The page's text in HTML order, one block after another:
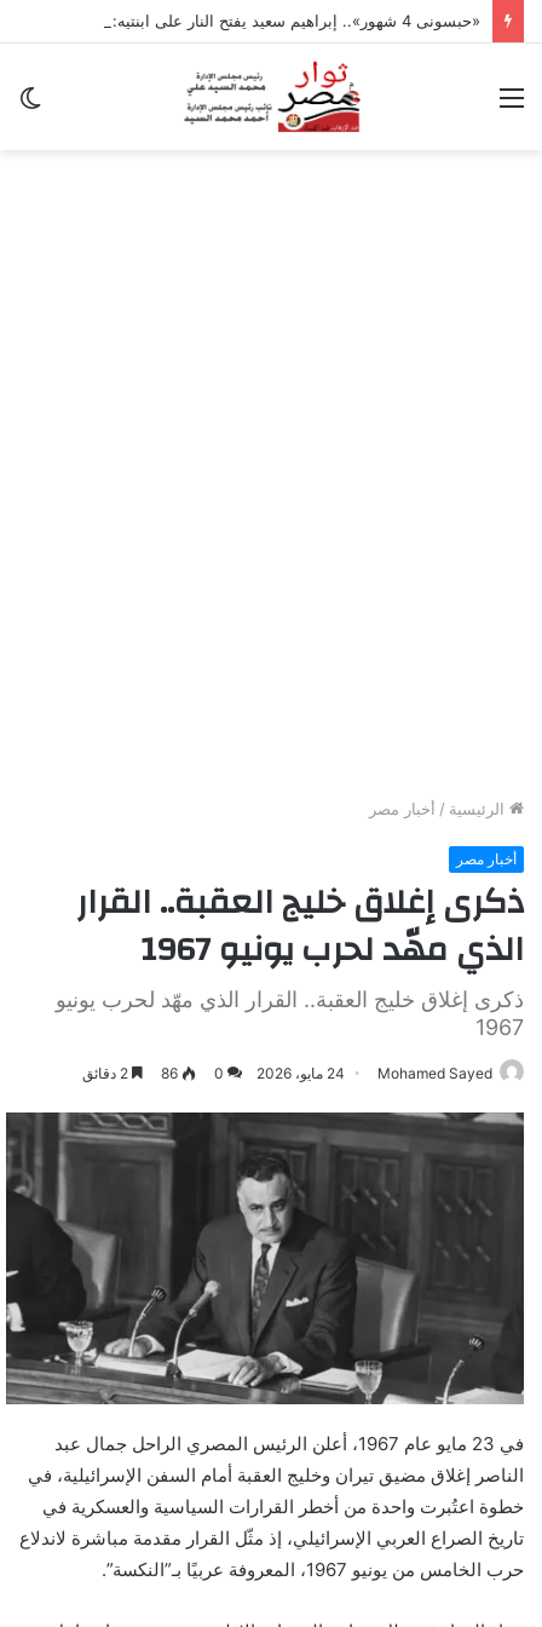
القائمة
الرئيسية / أخبار مصر
أخبار مصر
ذكرى إغلاق خليج العقبة.. القرار
الذي مهّد لحرب يونيو 1967
ذكرى إغلاق خليج العقبة.. القرار الذي مهّد لحرب يونيو
1967
Mohamed Sayed 24 مايو، 2026 0
86
في 23 مايو عام 1967، أعلن الرئيس المصري الراحل جمال عبد
الناصر إغلاق مضيق تيران وخليج العقبة أمام السفن الإسرائيلية، في
خطوة اعتُبرت واحدة من أخطر القرارات السياسية والعسكرية في
تاريخ الصراع العربي الإسرائيلي، إذ مثّل القرار مقدمة مباشرة لاندلاع
حرب الخامس من يونيو 1967، المعروفة عربيًا بـ”النكسة”.